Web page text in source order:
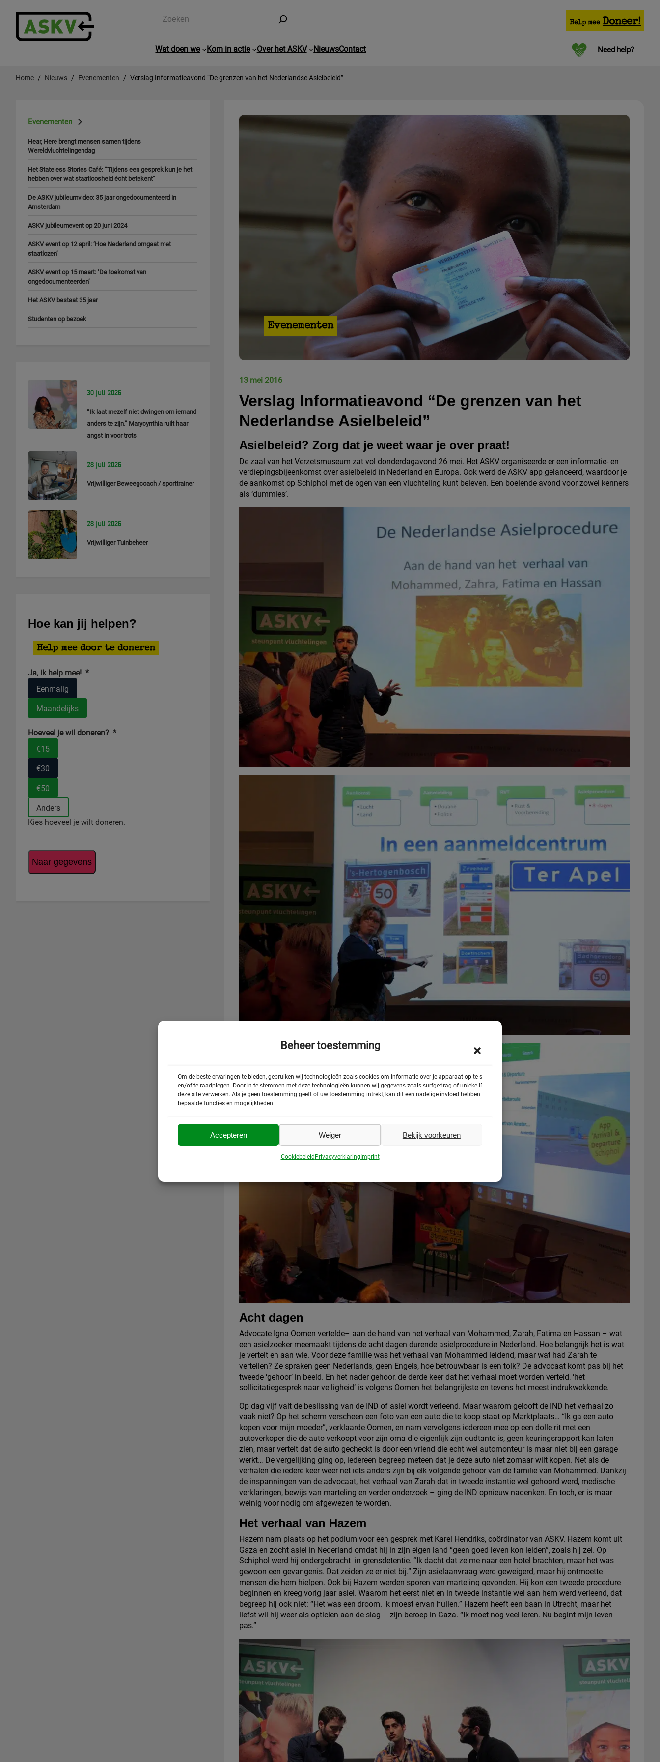
Beheer toestemming
Om de beste ervaringen te bieden, gebruiken wij technologieën zoals cookies om informatie over je apparaat op te slaan
en/of te raadplegen. Door in te stemmen met deze technologieën kunnen wij gegevens zoals surfgedrag of unieke ID's op
deze site verwerken. Als je geen toestemming geeft of uw toestemming intrekt, kan dit een nadelige invloed hebben op
bepaalde functies en mogelijkheden.
Accepteren Weiger Bekijk voorkeuren
Cookiebeleid Privacyverklaring Imprint
Zoeken
Help mee Doneer!
Wat doen we Kom in actie Over het ASKV NieuwsContact Need help?
Home Nieuws Evenementen Verslag Informatieavond “De grenzen van het Nederlandse Asielbeleid”
Evenementen
Hear, Here brengt mensen samen tijdens
Wereldvluchtelingendag
Het Stateless Stories Café: “Tijdens een gesprek kun je het
hebben over wat staatloosheid écht betekent”
De ASKV jubileumvideo: 35 jaar ongedocumenteerd in
Amsterdam
ASKV jubileumevent op 20 juni 2024
ASKV event op 12 april: ‘Hoe Nederland omgaat met
staatlozen’
ASKV event op 15 maart: ‘De toekomst van
ongedocumenteerden’
Het ASKV bestaat 35 jaar
Studenten op bezoek
30 juli 2026
“Ik laat mezelf niet dwingen om iemand
anders te zijn.” Marycynthia ruilt haar
angst in voor trots
28 juli 2026
Vrijwilliger Beweegcoach / sporttrainer
28 juli 2026
Vrijwilliger Tuinbeheer
Hoe kan jij helpen?
Help mee door te doneren
Ja, ik help mee! *
Eenmalig
Maandelijks
Hoeveel je wil doneren? *
€15
€30
€50
Anders
Kies hoeveel je wilt doneren.
Naar gegevens
Evenementen
13 mei 2016
Verslag Informatieavond “De grenzen van het
Nederlandse Asielbeleid”
Asielbeleid? Zorg dat je weet waar je over praat!
De zaal van het Verzetsmuseum zat vol donderdagavond 26 mei. Het ASKV organiseerde er een informatie- en
verdiepingsbijeenkomst over asielbeleid in Nederland en Europa. Ook werd de ASKV app gelanceerd, waardoor je
de aankomst op Schiphol met de ogen van een vluchteling kunt beleven. Een boeiende avond voor zowel kenners
als ‘dummies’.
Acht dagen
Advocate Igna Oomen vertelde– aan de hand van het verhaal van Mohammed, Zarah, Fatima en Hassan – wat
een asielzoeker meemaakt tijdens de acht dagen durende asielprocedure in Nederland. Hoe belangrijk het is wat
je vertelt en aan wie. Voor deze familie was het verhaal van Mohammed leidend, maar wat had Zarah te
vertellen? Ze spraken geen Nederlands, geen Engels, hoe betrouwbaar is een tolk? De advocaat komt pas bij het
tweede ‘gehoor’ in beeld. En het nader gehoor, de derde keer dat het verhaal moet worden verteld, ‘het
sollicitatiegesprek naar veiligheid’ is volgens Oomen het belangrijkste en tevens het meest indrukwekkende.
Op dag vijf valt de beslissing van de IND of asiel wordt verleend. Maar waarom gelooft de IND het verhaal zo
vaak niet? Op het scherm verscheen een foto van een auto die te koop staat op Marktplaats… “Ik ga een auto
kopen voor mijn moeder”, verklaarde Oomen, en nam vervolgens iedereen mee op een dolle rit met een
autoverkoper die de auto verkoopt voor zijn oma die eigenlijk zijn oudtante is, geen keuringsrapport kan laten
zien, maar vertelt dat de auto gecheckt is door een vriend die echt wel automonteur is maar niet bij een garage
werkt… De vergelijking ging op, iedereen begreep meteen dat je deze auto niet zomaar wilt kopen. Net als de
verhalen die iedere keer weer net iets anders zijn bij elk volgende gehoor van de familie van Mohammed. Dankzij
de inspanningen van de advocaat, het verhaal van Zarah dat in tweede instantie wel gehoord werd, medische
verklaringen, bewijs van marteling en verder onderzoek – ging de IND opnieuw nadenken. En toch, er is maar
weinig voor nodig om afgewezen te worden.
Het verhaal van Hazem
Hazem nam plaats op het podium voor een gesprek met Karel Hendriks, coördinator van ASKV. Hazem komt uit
Gaza en zocht asiel in Nederland omdat hij in zijn eigen land “geen goed leven kon leiden”, zoals hij zei. Op
Schiphol werd hij ondergebracht in grensdetentie. “Ik dacht dat ze me naar een hotel brachten, maar het was
gewoon een gevangenis. Dat zeiden ze er niet bij.” Zijn asielaanvraag werd geweigerd, maar hij ontmoette
mensen die hem hielpen. Ook bij Hazem werden sporen van marteling gevonden. Hij kon een tweede procedure
beginnen en kreeg vorig jaar asiel. Waarom het eerst niet en in tweede instantie wel aan hem werd verleend, dat
begreep hij ook niet: “Het was een droom. Ik moest ervan huilen.” Hazem heeft een baan in Utrecht, maar het
liefst wil hij weer als opticien aan de slag – zijn beroep in Gaza. “Ik moet nog veel leren. Nu begint mijn leven
pas.”